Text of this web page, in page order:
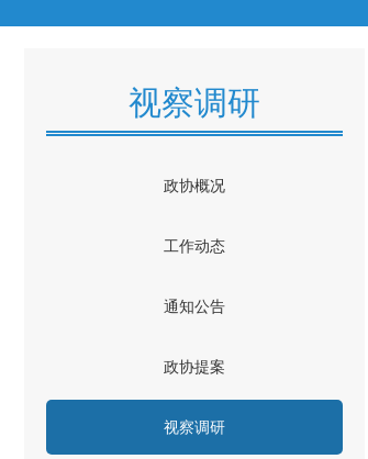
视察调研
政协概况
工作动态
通知公告
政协提案
视察调研